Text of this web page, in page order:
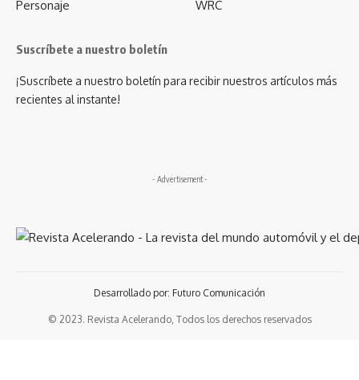
Personaje
WRC
Suscríbete a nuestro boletín
¡Suscríbete a nuestro boletín para recibir nuestros artículos más
recientes al instante!
- Advertisement -
© 2023. Revista Acelerando, Todos los derechos reservados
Desarrollado por: Futuro Comunicación